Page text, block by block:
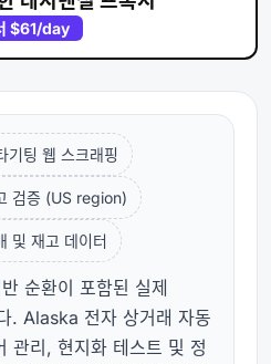
$61/day
기팅 웹 스크래핑
검증 (US region)
및 재고 데이터
순환이 포함된 실제
. Alaska 전자 상거래 자동
관리, 현지화 테스트 및 정